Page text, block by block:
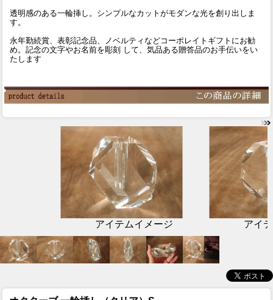
透明感のある一輪挿し。シンプルなカットがモダンな光を創り出しま
す。
永年勤続賞、表彰記念品、ノベルティなどコーポレイトギフトにお勧
め。記念の文字やお名前を彫刻 して、気品ある贈答品のお手伝いをい
たします
アイテムイメージ アイ